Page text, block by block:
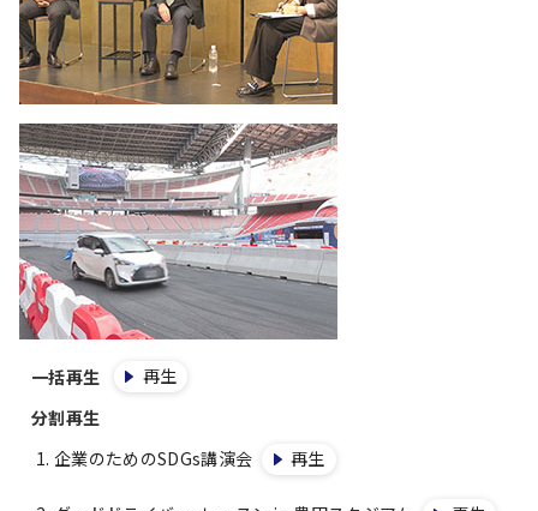
一括再生
再生
分割再生
企業のためのSDGs講演会
再生